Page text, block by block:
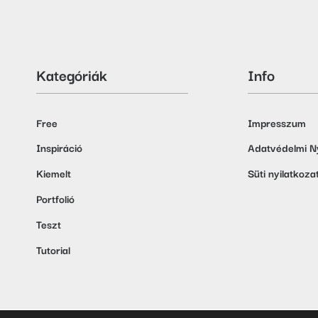
Kategóriák
Free
Inspiráció
Kiemelt
Portfolió
Teszt
Tutorial
Info
Impresszum
Adatvédelmi
Süti